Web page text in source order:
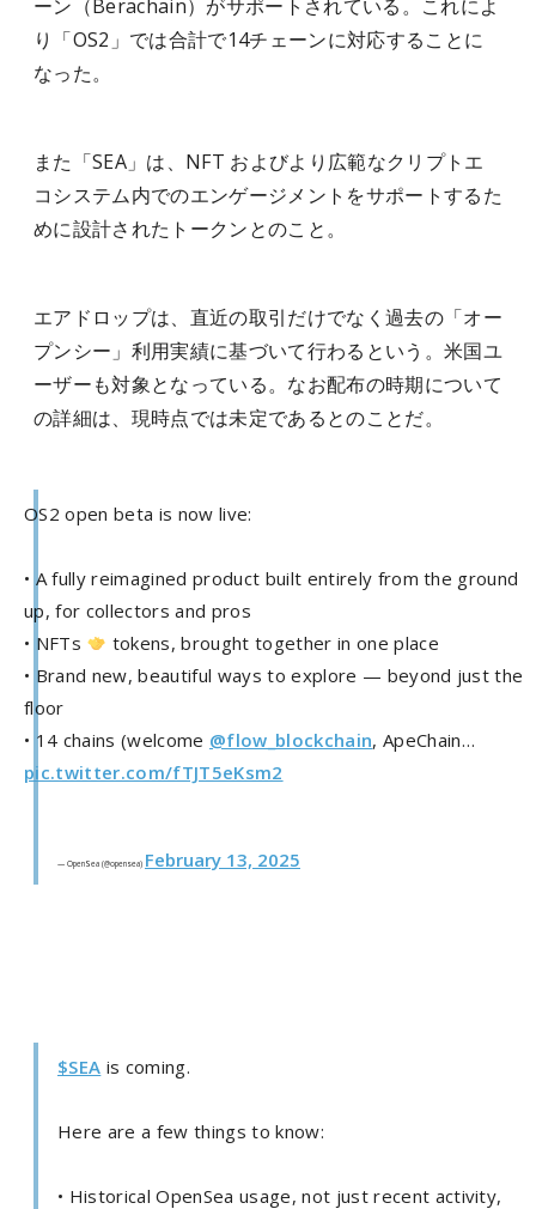
ーン（Berachain）がサポートされている。これによ
り「OS2」では合計で14チェーンに対応することに
なった。
また「SEA」は、NFT およびより広範なクリプトエ
コシステム内でのエンゲージメントをサポートするた
めに設計されたトークンとのこと。
エアドロップは、直近の取引だけでなく過去の「オー
プンシー」利用実績に基づいて行わるという。米国ユ
ーザーも対象となっている。なお配布の時期について
の詳細は、現時点では未定であるとのことだ。
OS2 open beta is now live:
• A fully reimagined product built entirely from the ground
up, for collectors and pros
• NFTs
tokens, brought together in one place
• Brand new, beautiful ways to explore — beyond just the
floor
• 14 chains (welcome @flow_blockchain, ApeChain…
pic.twitter.com/fTJT5eKsm2
— OpenSea (@opensea) February 13, 2025
$SEA is coming.
Here are a few things to know:
• Historical OpenSea usage, not just recent activity,